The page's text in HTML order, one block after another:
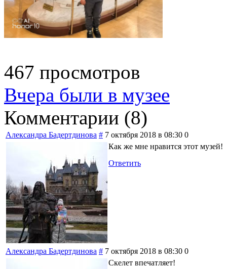
467 просмотров
Вчера были в музее
Комментарии (8)
Александра Бадертдинова # 7 октября 2018 в 08:30 0
Как же мне нравится этот музей!
Ответить
Александра Бадертдинова # 7 октября 2018 в 08:30 0
Скелет впечатляет!